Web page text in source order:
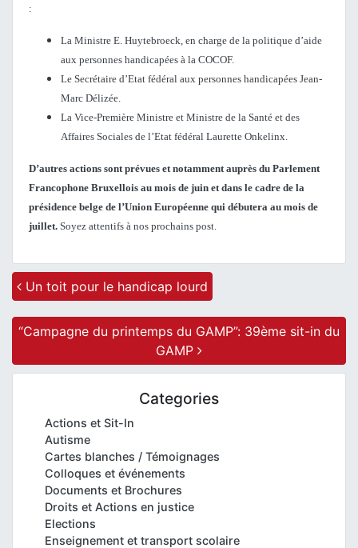
:
La Ministre E. Huytebroeck, en charge de la politique d’aide
aux personnes handicapées à la COCOF.
Le Secrétaire d’Etat fédéral aux personnes handicapées Jean-
Marc Délizée.
La Vice-Première Ministre et Ministre de la Santé et des
Affaires Sociales de l’Etat fédéral Laurette Onkelinx.
D’autres actions sont prévues et notamment auprès du Parlement
Francophone Bruxellois au mois de juin et dans le cadre de la
présidence belge de l’Union Européenne qui débutera au mois de
juillet. Soyez attentifs à nos prochains post.
Post navigation
Un toit pour le handicap lourd
“Campagne du printemps du GAMP”: 39ème sit-in du
GAMP
Categories
Actions et Sit-In
Autisme
Cartes blanches / Témoignages
Colloques et événements
Documents et Brochures
Droits et Actions en justice
Elections
Enseignement et transport scolaire